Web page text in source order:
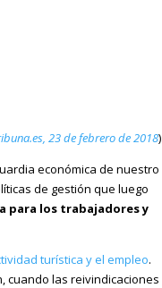
23 de febrero de 2018)
económica de nuestro
de gestión que luego
para los trabajadores y
turística y el empleo.
cuando las reivindicaciones